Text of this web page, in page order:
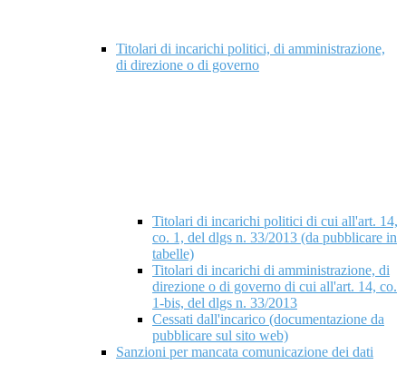
Titolari di incarichi politici, di amministrazione,
di direzione o di governo
Titolari di incarichi politici di cui all'art. 14,
co. 1, del dlgs n. 33/2013 (da pubblicare in
tabelle)
Titolari di incarichi di amministrazione, di
direzione o di governo di cui all'art. 14, co.
1-bis, del dlgs n. 33/2013
Cessati dall'incarico (documentazione da
pubblicare sul sito web)
Sanzioni per mancata comunicazione dei dati